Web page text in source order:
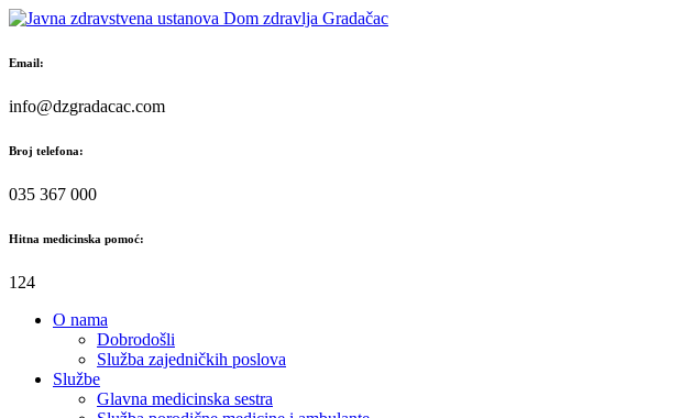
Skip
content
Email:
info@dzgradacac.com
Broj telefona:
035 367 000
Hitna medicinska pomoć:
124
O nama
Dobrodošli
Služba zajedničkih poslova
Službe
Glavna medicinska sestra